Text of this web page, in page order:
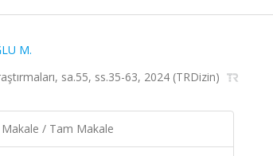
M.
sa.55, ss.35-63, 2024 (TRDizin)
Makale / Tam Makale